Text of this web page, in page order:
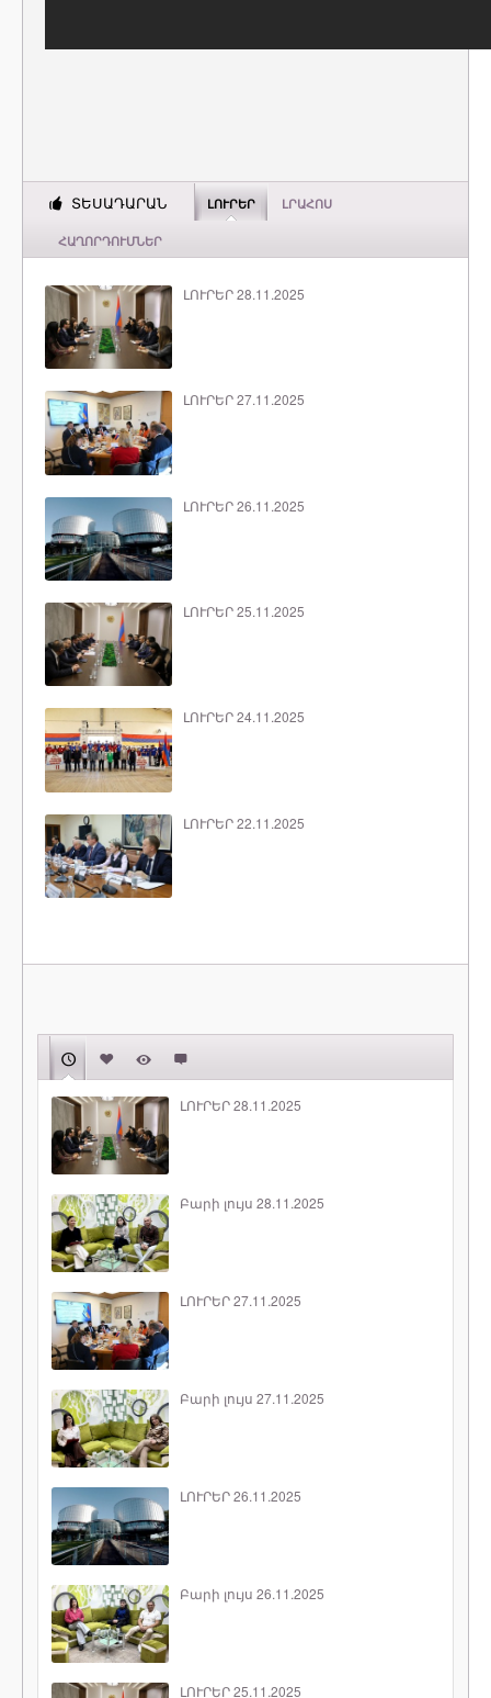
ՏԵՍԱԴԱՐԱՆ ԼՈՒՐԵՐ ԼՐԱՀՈՍ
ՀԱՂՈՐԴՈՒՄՆԵՐ
ԼՈՒՐԵՐ 28.11.2025
ԼՈՒՐԵՐ 27.11.2025
ԼՈՒՐԵՐ 26.11.2025
ԼՈՒՐԵՐ 25.11.2025
ԼՈՒՐԵՐ 24.11.2025
ԼՈՒՐԵՐ 22.11.2025
ԼՈՒՐԵՐ 28.11.2025
Բարի լույս 28.11.2025
ԼՈՒՐԵՐ 27.11.2025
Բարի լույս 27.11.2025
ԼՈՒՐԵՐ 26.11.2025
Բարի լույս 26.11.2025
ԼՈՒՐԵՐ 25.11.2025